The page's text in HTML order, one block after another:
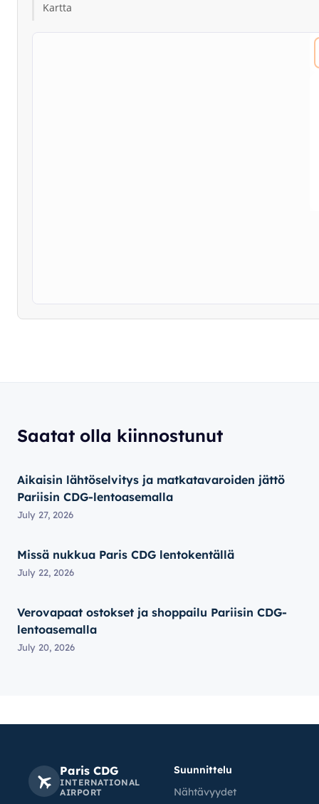
Kartta
Saatat olla kiinnostunut
Aikaisin lähtöselvitys ja matkatavaroiden jättö
Pariisin CDG-lentoasemalla
July 27, 2026
Missä nukkua Paris CDG lentokentällä
July 22, 2026
Verovapaat ostokset ja shoppailu Pariisin CDG-
lentoasemalla
July 20, 2026
Paris CDG
INTERNATIONAL
AIRPORT
Suunnittelu
Nähtävyydet